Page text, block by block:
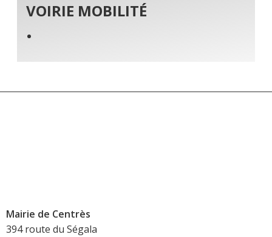
VOIRIE MOBILITÉ
Mairie de Centrès
394 route du Ségala